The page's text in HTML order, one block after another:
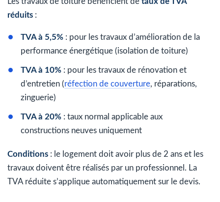
réduits :
TVA à 5,5% : pour les travaux d’amélioration de la
performance énergétique (isolation de toiture)
TVA à 10% : pour les travaux de rénovation et
d’entretien (réfection de couverture, réparations,
zinguerie)
TVA à 20% : taux normal applicable aux
constructions neuves uniquement
Conditions : le logement doit avoir plus de 2 ans et les
travaux doivent être réalisés par un professionnel. La
TVA réduite s’applique automatiquement sur le devis.